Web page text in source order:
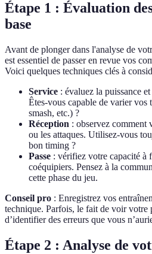
Étape 1 : Évaluation
base
Avant de plonger dans l'analyse de
est essentiel de passer en revue vos
Voici quelques techniques clés à
Service : évaluez la puissance
Êtes-vous capable de varier vos
smash, etc.) ?
Réception : observez comment
ou les attaques. Utilisez-vous
bon timing ?
Passe : vérifiez votre capacité à
coéquipiers. Pensez à la
cette phase du jeu.
Conseil pro : Enregistrez vos
technique. Parfois, le fait de voir votre
d’identifier des erreurs que vous
Étape 2 : Analyse de